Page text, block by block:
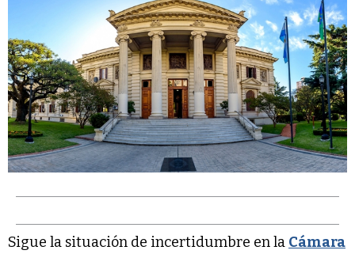
Sigue la situación de incertidumbre en la Cámara